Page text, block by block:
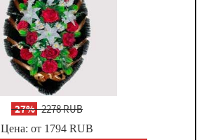
-27%2278 RUB
Цена: от 1794 RUB